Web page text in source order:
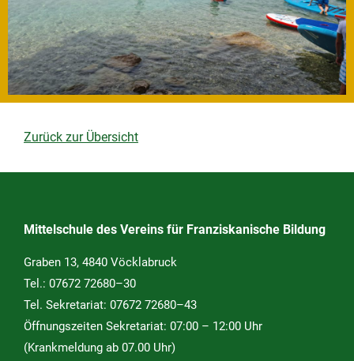
Zurück zur Übersicht
Mittelschule des Vereins für Franziskanische Bildung
Graben 13, 4840 Vöcklabruck
Tel.: 07672 72680–30
Tel. Sekretariat: 07672 72680–43
Öffnungszeiten Sekretariat: 07:00 – 12:00 Uhr
(Krankmeldung ab 07.00 Uhr)